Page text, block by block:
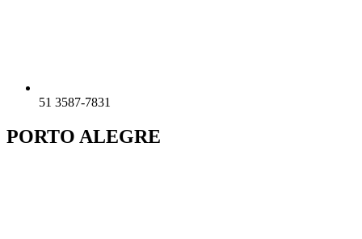
51 3587-7831
PORTO ALEGRE